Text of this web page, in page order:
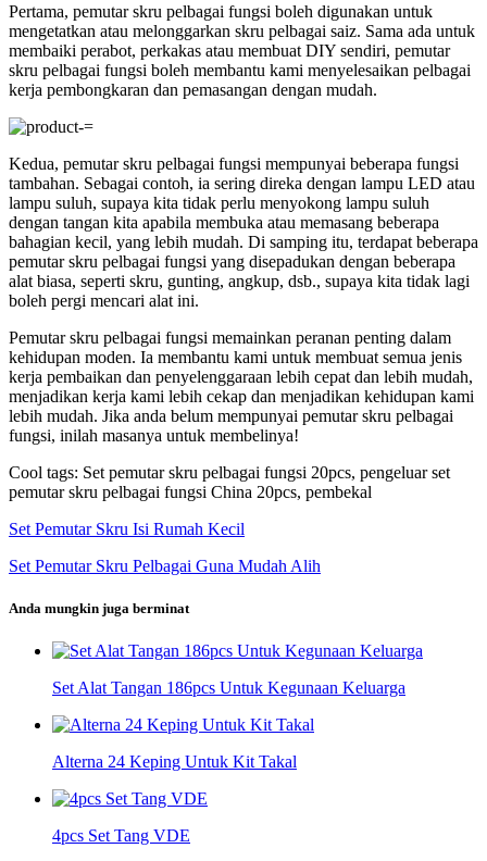
Pertama, pemutar skru pelbagai fungsi boleh digunakan untuk
mengetatkan atau melonggarkan skru pelbagai saiz. Sama ada untuk
membaiki perabot, perkakas atau membuat DIY sendiri, pemutar
skru pelbagai fungsi boleh membantu kami menyelesaikan pelbagai
kerja pembongkaran dan pemasangan dengan mudah.
Kedua, pemutar skru pelbagai fungsi mempunyai beberapa fungsi
tambahan. Sebagai contoh, ia sering direka dengan lampu LED atau
lampu suluh, supaya kita tidak perlu menyokong lampu suluh
dengan tangan kita apabila membuka atau memasang beberapa
bahagian kecil, yang lebih mudah. Di samping itu, terdapat beberapa
pemutar skru pelbagai fungsi yang disepadukan dengan beberapa
alat biasa, seperti skru, gunting, angkup, dsb., supaya kita tidak lagi
boleh pergi mencari alat ini.
Pemutar skru pelbagai fungsi memainkan peranan penting dalam
kehidupan moden. Ia membantu kami untuk membuat semua jenis
kerja pembaikan dan penyelenggaraan lebih cepat dan lebih mudah,
menjadikan kerja kami lebih cekap dan menjadikan kehidupan kami
lebih mudah. Jika anda belum mempunyai pemutar skru pelbagai
fungsi, inilah masanya untuk membelinya!
Cool tags: Set pemutar skru pelbagai fungsi 20pcs, pengeluar set
pemutar skru pelbagai fungsi China 20pcs, pembekal
Set Pemutar Skru Isi Rumah Kecil
Set Pemutar Skru Pelbagai Guna Mudah Alih
Anda mungkin juga berminat
Set Alat Tangan 186pcs Untuk Kegunaan Keluarga
Alterna 24 Keping Untuk Kit Takal
4pcs Set Tang VDE